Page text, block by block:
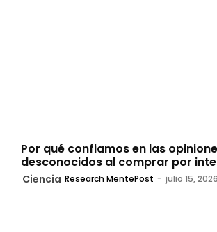
Por qué confiamos en las
desconocidos al comprar por
Ciencia Research MentePost - julio 15, 2026